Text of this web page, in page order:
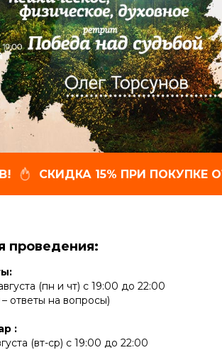
15% ПРИ ПОКУПКЕ ОТ 3
проведения:
(пн и чт) с 19:00 до 22:00
– ответы на вопросы)
:
(вт-ср) с 19:00 до 22:00